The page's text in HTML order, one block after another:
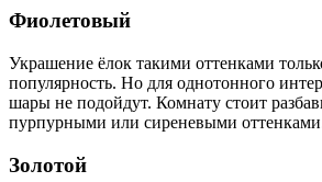
Фиолетовый
Украшение ёлок такими оттенками
популярность. Но для однотонного
шары не подойдут. Комнату стоит
пурпурными или сиреневыми
Золотой